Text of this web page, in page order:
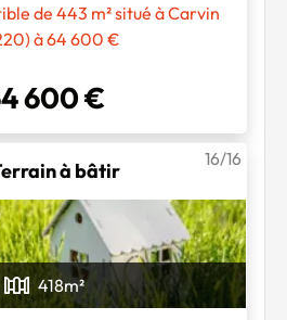
de 443 m² situé à Carvin
à 64 600 €
600 €
à bâtir
16/16
418m²